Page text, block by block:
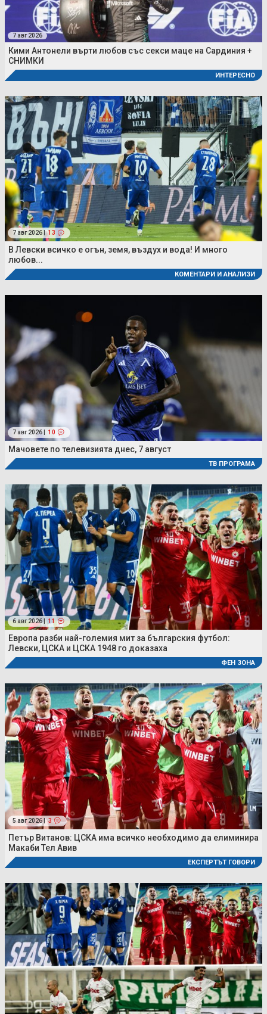
7 авг 2026
Кими Антонели върти любов със секси маце на Сардиния +
СНИМКИ
ИНТЕРЕСНО
7 авг 2026 | 13
В Левски всичко е огън, земя, въздух и вода! И много
любов...
КОМЕНТАРИ И АНАЛИЗИ
7 авг 2026 | 10
Мачовете по телевизията днес, 7 август
ТВ ПРОГРАМА
6 авг 2026 | 11
Европа разби най-големия мит за българския футбол:
Левски, ЦСКА и ЦСКА 1948 го доказаха
ФЕН ЗОНА
5 авг 2026 | 3
Петър Витанов: ЦСКА има всичко необходимо да елиминира
Макаби Тел Авив
ЕКСПЕРТЪТ ГОВОРИ